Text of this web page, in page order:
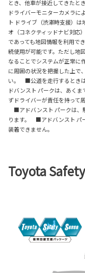
とき、他車が接近してきた
ドライバーモニターカメラ
ト ドライブ（渋滞時支援）
オ（コネクティッドナビ対応
であっても地図情報を利用で
続使用が可能です。ただし地
なることでシステムが正常に
に周囲の状況を把握した上で
い。 ■公道を走行するとき
ドバンスト パークは、あく
ずドライバーが責任を持って
■アドバンスト パークは、
ります。 ■アドバンスト パ
装着できません。
Toyota